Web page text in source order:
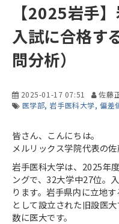
【2025岩手
入試に合格す
問分析）
2025-01-17 07:51 佐藤
医学部 岩手医科大学 偏差
皆さん、こんにちは。
メルリックス学院代表の佐
岩手医科大学は、2025年
ングで、32大学中27位。
ります。岩手県内に立地
として設立された旧設医
数に医大です。